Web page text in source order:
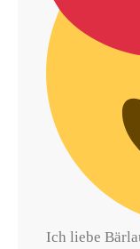
Ich liebe